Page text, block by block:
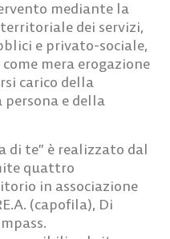
mediante la
dei servizi,
e privato-sociale,
mera erogazione
carico della
e della
di te” è realizzato dal
quattro
in associazione
(capofila), Di